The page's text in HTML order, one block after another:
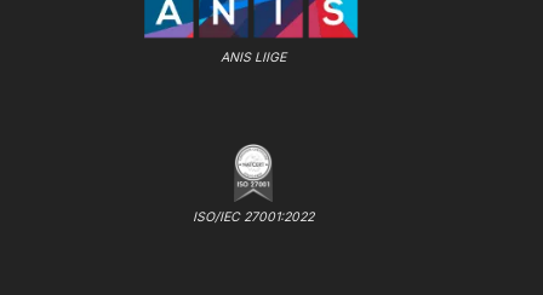
ANIS LIIGE
ISO/IEC 27001:2022